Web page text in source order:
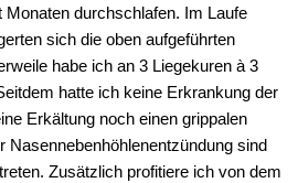
durchschlafen. Im Laufe
sich die oben aufgeführten
habe ich an 3 Liegekuren à 3
hatte ich keine Erkrankung der
Erkältung noch einen grippalen
Nasennebenhöhlenentzündung sind
Zusätzlich profitiere ich von dem